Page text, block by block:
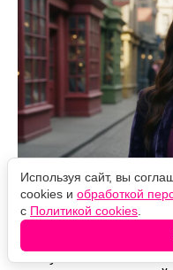
Источник
Дэвид Генри,
Используя сайт, вы
cookies и обработкой
с Политикой cookies